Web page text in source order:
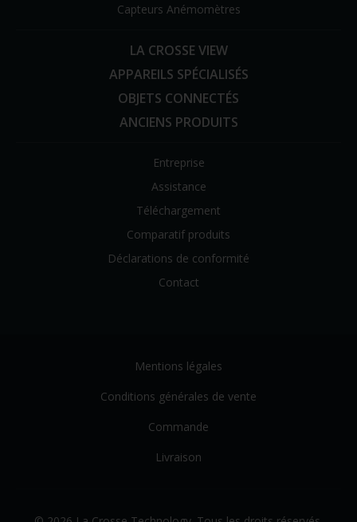
Capteurs Anémomètres
LA CROSSE VIEW
APPAREILS SPÉCIALISÉS
OBJETS CONNECTÉS
ANCIENS PRODUITS
Entreprise
Assistance
Téléchargement
Comparatif produits
Déclarations de conformité
Contact
Mentions légales
Conditions générales de vente
Commande
Livraison